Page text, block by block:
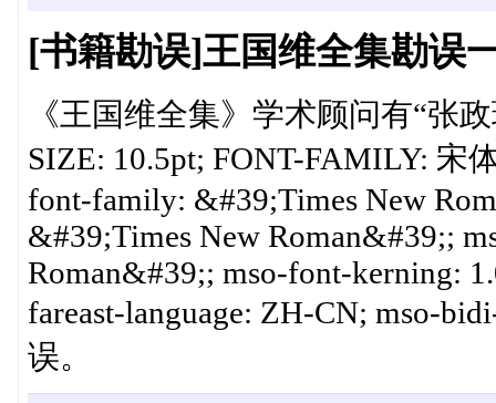
[书籍勘误]王国维全集勘误
《王国维全集》学术顾问有“张
SIZE: 10.5pt; FONT-FAMILY: 宋
font-family: &#39;Times New
&#39;Times New Roman&#39;;
Roman&#39;; mso-font-kerning:
fareast-language: ZH-CN; mso-
误。